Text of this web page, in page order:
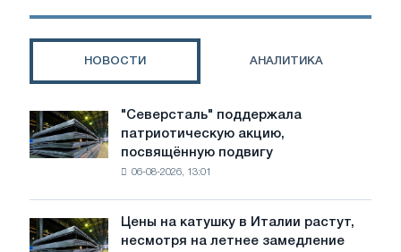
НОВОСТИ АНАЛИТИКА
"Северсталь"
поддержала
патриотическую
советской
"Северсталь" поддержала
патриотическую акцию,
посвящённую подвигу
06-08-2026, 13:01
Цены
на
Цены на катушку в Италии растут,
несмотря на летнее замедление